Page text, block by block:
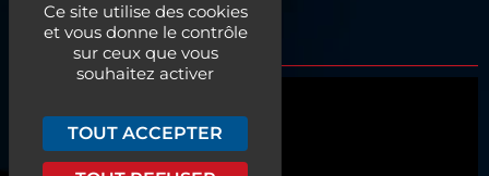
espaces à louer
Actualités
Ce site utilise des cookies
et vous donne le contrôle
sur ceux que vous
souhaitez activer
TOUT ACCEPTER